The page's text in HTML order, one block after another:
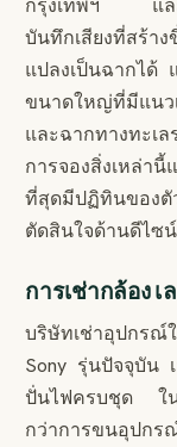
กรุงเทพฯ และ
บันทึกเสียงที่สร้า
แปลงเป็นฉากได้
ขนาดใหญ่ที่มีแน
และฉากทางทะเ
การจองสิ่งเหล่า
ที่สุดมีปฏิทินของ
ตัดสินใจด้านดีไซ
การเช่ากล้อง
บริษัทเช่าอุปกรณ์
Sony รุ่นปัจจุบัน
ปั่นไฟครบชุด ใน
กว่าการขนอุปกร